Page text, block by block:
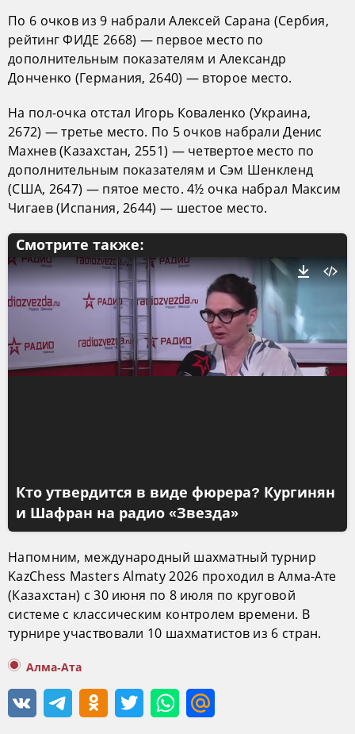
По 6 очков из 9 набрали Алексей Сарана (Сербия,
рейтинг ФИДЕ 2668) — первое место по
дополнительным показателям и Александр
Донченко (Германия, 2640) — второе место.
На пол-очка отстал Игорь Коваленко (Украина,
2672) — третье место. По 5 очков набрали Денис
Махнев (Казахстан, 2551) — четвертое место по
дополнительным показателям и Сэм Шенкленд
(США, 2647) — пятое место. 4½ очка набрал Максим
Чигаев (Испания, 2644) — шестое место.
Смотрите также:
Кто утвердится в виде фюрера? Кургинян
и Шафран на радио «Звезда»
Напомним, международный шахматный турнир
KazChess Masters Almaty 2026 проходил в Алма-Ате
(Казахстан) с 30 июня по 8 июля по круговой
системе с классическим контролем времени. В
турнире участвовали 10 шахматистов из 6 стран.
Алма-Ата